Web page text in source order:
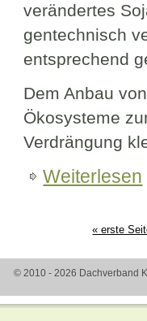
verändertes
gentechnisch
entsprechend
Dem Anbau
Ökosysteme
Verdrängung
Weiterlesen
« erste
© 2010 - 2026 Dachverband